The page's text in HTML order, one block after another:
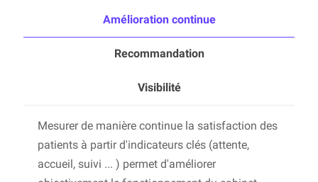
Amélioration continue
Recommandation
Visibilité
Mesurer de manière continue la satisfaction des
patients à partir d'indicateurs clés (attente,
accueil, suivi ... ) permet d'améliorer